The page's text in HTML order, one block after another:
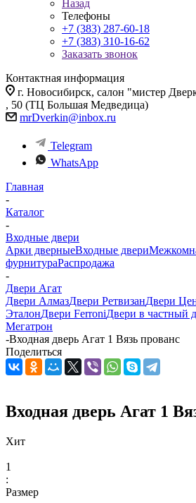
Назад
Телефоны
+7 (383) 287-60-18
+7 (383) 310-16-62
Заказать звонок
Контактная информация
г. Новосибирск, салон "мистер
, 50 (ТЦ Большая Медведица)
mrDverkin@inbox.ru
Telegram
WhatsApp
Главная
-
Каталог
-
Входные двери
Арки дверныеВходные двери
фурнитураРаспродажа
-
Двери Агат
Двери АлмазДвери РетвизанДвери
ЭталонДвери FerroniДвери в частный
Мегатрон
-Входная дверь Агат 1 Вязь прованс
Поделиться
Входная дверь Агат 1
Хит
1
:
Размер